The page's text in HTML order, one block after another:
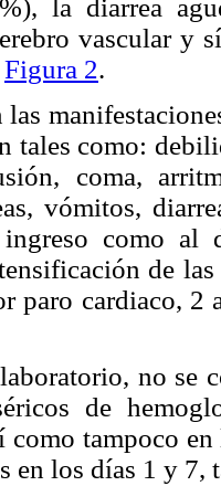
la diarrea
vascular y
Figura 2.
las
tales como:
coma,
vómitos,
como al
de
paro cardiaco,
no se
de
como tampoco
en los días 1 y 7,